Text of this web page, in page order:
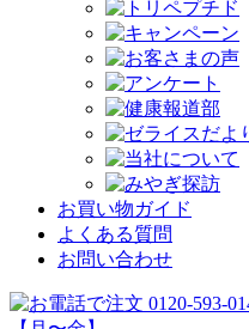
お買い物ガイド
よくある質問
お問い合わせ